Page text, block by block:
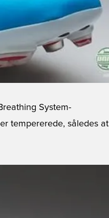
System-
tempererede, således at